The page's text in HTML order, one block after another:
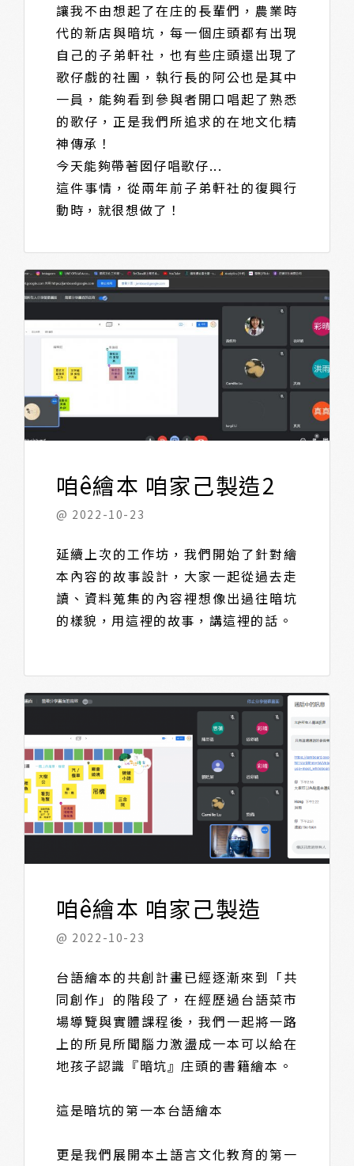
讓我不由想起了在庄的長輩們，農業時
代的新店與暗坑，每一個庄頭都有出現
自己的子弟軒社，也有些庄頭還出現了
歌仔戲的社團，執行長的阿公也是其中
一員，能夠看到參與者開口唱起了熟悉
的歌仔，正是我們所追求的在地文化精
神傳承！
今天能夠帶著囡仔唱歌仔...
這件事情，從兩年前子弟軒社的復興行
動時，就很想做了！
咱ê繪本 咱家己製造2
@ 2022-10-23
延續上次的工作坊，我們開始了針對繪
本內容的故事設計，大家一起從過去走
讀、資料蒐集的內容裡想像出過往暗坑
的樣貌，用這裡的故事，講這裡的話。
咱ê繪本 咱家己製造
@ 2022-10-23
台語繪本的共創計畫已經逐漸來到「共
同創作」的階段了，在經歷過台語菜市
場導覽與實體課程後，我們一起將一路
上的所見所聞腦力激盪成一本可以給在
地孩子認識『暗坑』庄頭的書籍繪本。
這是暗坑的第一本台語繪本
更是我們展開本土語言文化教育的第一